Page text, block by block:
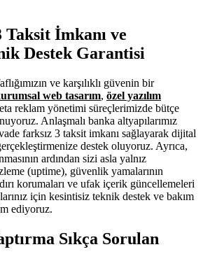
Taksit İmkanı ve
Destek Garantisi
ve karşılıklı güvenin bir
web tasarım, özel yazılım
reklam yönetimi süreçlerimizde bütçe
Anlaşmalı banka altyapılarımız
farksız 3 taksit imkanı sağlayarak dijital
destek oluyoruz. Ayrıca,
ardından sizi asla yalnız
(uptime), güvenlik yamalarının
korumaları ve ufak içerik güncellemeleri
için kesintisiz teknik destek ve bakım
ediyoruz.
Sıkça Sorulan